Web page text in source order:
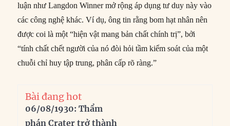
luận như Langdon Winner mở rộng áp dụng tư duy này vào
các công nghệ khác. Ví dụ, ông tin rằng bom hạt nhân nên
được coi là một “hiện vật mang bản chất chính trị”, bởi
“tính chất chết người của nó đòi hỏi tầm kiểm soát của một
chuỗi chỉ huy tập trung, phân cấp rõ ràng.”
Bài đang hot
06/08/1930: Thẩm
phán Crater trở thành